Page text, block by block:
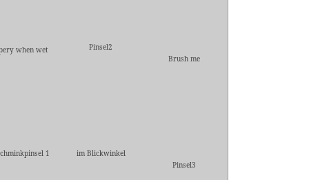
when wet
Pinsel2
Brush me
1
im Blickwinkel
Pinsel3